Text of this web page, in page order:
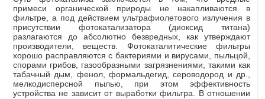
примеси органической природы не накапливаются в
фильтре, а под действием ультрафиолетового излучения в
присутствии фотокатализатора (диоксид титана)
разлагаются до абсолютно безвредных, как утверждают
производители, веществ. Фотокаталитические фильтры
хорошо расправляются с бактериями и вирусами, пыльцой,
спорами грибов, газообразными загрязнениями, такими как
табачный дым, фенол, формальдегид, сероводород и др.,
мелкодисперсной пылью, при этом эффективность
устройства не зависит от выработки фильтра. В отношении